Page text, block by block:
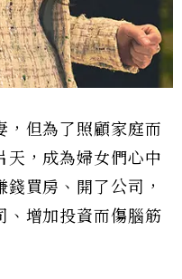
，但為了照顧家庭而
天，成為婦女們心中
買房、開了公司，
、增加投資而傷腦筋